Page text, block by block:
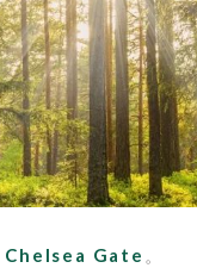
Chelsea Gate 。